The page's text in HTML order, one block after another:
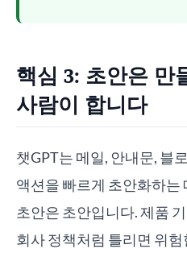
핵심 3: 초안은 만
사람이 합니다
챗GPT는 메일, 안내문, 블
액션을 빠르게 초안화하는
초안은 초안입니다. 제품
회사 정책처럼 틀리면 위